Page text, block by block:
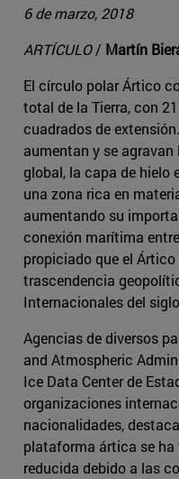
6 de marzo, 2018
ARTÍCULO/ Martín
El círculo polar Ártico
total de la Tierra, con
cuadrados de
aumentan y se
global, la capa de hielo
una zona rica en
aumentando su
conexión marítima
propiciado que el
trascendencia
Internacionales del
Agencias de diversos
and Atmospheric
Ice Data Center de
organizaciones
nacionalidades,
plataforma ártica se
reducida debido a las